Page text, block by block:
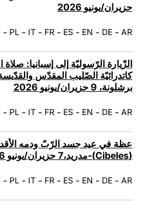
حزيران/يونيو 2026
AR
-
DE
-
EN
-
ES
-
FR
-
IT
-
PL
-
الزّيارة الرّسوليّة إلى إسبانيا:
برشلونة، 9 حزيران/يونيو 2026
AR
-
DE
-
EN
-
ES
-
FR
-
IT
-
PL
-
عظة في عيد جسد الرّبّ ودمه
(Cibeles)-مدريد،7 حزيران/يونيو 2026
AR
-
DE
-
EN
-
ES
-
FR
-
IT
-
PL
-